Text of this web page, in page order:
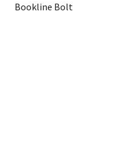
Bookline Bolt